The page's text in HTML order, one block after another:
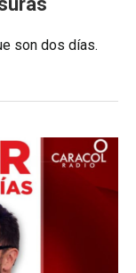
son dos días.